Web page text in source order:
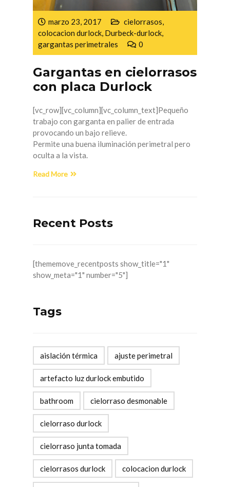
marzo 23, 2017 cielorrasos,
colocacion durlock, Durbeck-durlock,
gargantas perimetrales
0
Gargantas en cielorrasos
con placa Durlock
[vc_row][vc_column][vc_column_text]Pequeño
trabajo con garganta en palier de entrada
provocando un bajo relieve.
Permite una buena iluminación perimetral pero
oculta a la vista.
Read More
Recent Posts
[thememove_recentposts show_title="1"
show_meta="1" number="5"]
Tags
aislación térmica ajuste perimetral
artefacto luz durlock embutido
bathroom cielorraso desmonable
cielorraso durlock
cielorraso junta tomada
cielorrasos durlock colocacion durlock